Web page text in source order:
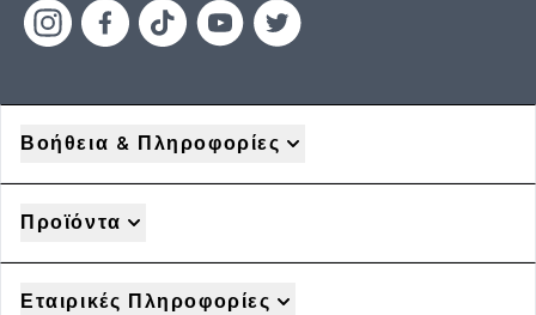
Βοήθεια & Πληροφορίες
Προϊόντα
Εταιρικές Πληροφορίες